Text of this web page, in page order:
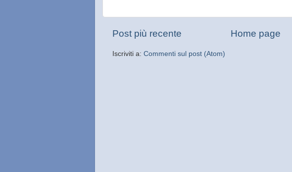
Post più recente Home page
Iscriviti a: Commenti sul post (Atom)